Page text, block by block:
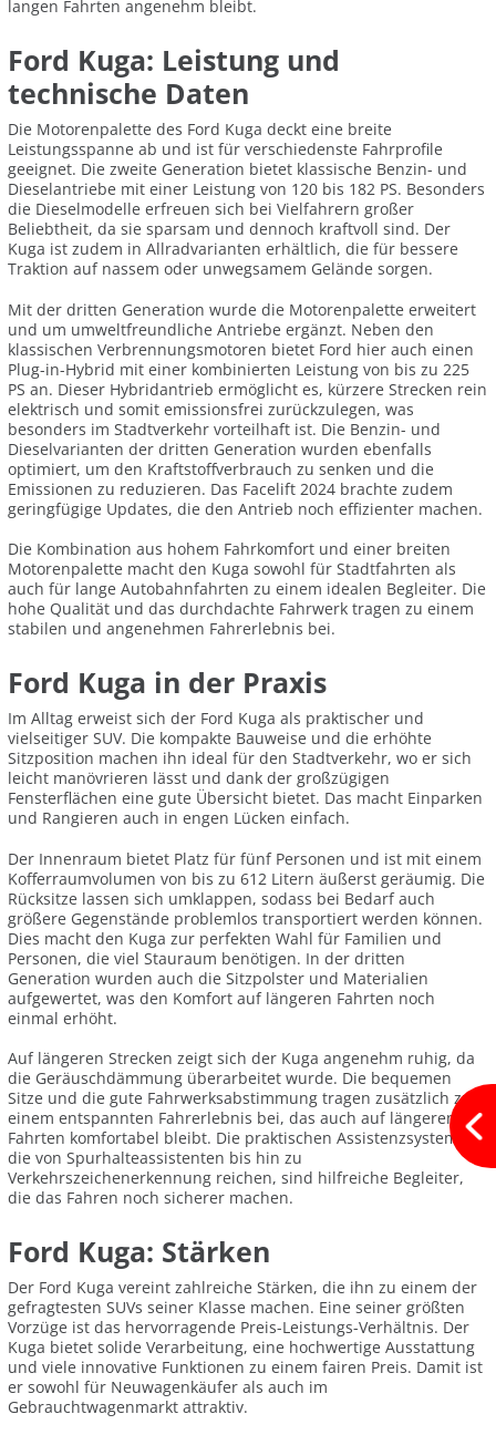
langen Fahrten angenehm bleibt.
Ford Kuga: Leistung und
technische Daten
Die Motorenpalette des Ford Kuga deckt eine breite
Leistungsspanne ab und ist für verschiedenste Fahrprofile
geeignet. Die zweite Generation bietet klassische Benzin- und
Dieselantriebe mit einer Leistung von 120 bis 182 PS. Besonders
die Dieselmodelle erfreuen sich bei Vielfahrern großer
Beliebtheit, da sie sparsam und dennoch kraftvoll sind. Der
Kuga ist zudem in Allradvarianten erhältlich, die für bessere
Traktion auf nassem oder unwegsamem Gelände sorgen.
Mit der dritten Generation wurde die Motorenpalette erweitert
und um umweltfreundliche Antriebe ergänzt. Neben den
klassischen Verbrennungsmotoren bietet Ford hier auch einen
Plug-in-Hybrid mit einer kombinierten Leistung von bis zu 225
PS an. Dieser Hybridantrieb ermöglicht es, kürzere Strecken rein
elektrisch und somit emissionsfrei zurückzulegen, was
besonders im Stadtverkehr vorteilhaft ist. Die Benzin- und
Dieselvarianten der dritten Generation wurden ebenfalls
optimiert, um den Kraftstoffverbrauch zu senken und die
Emissionen zu reduzieren. Das Facelift 2024 brachte zudem
geringfügige Updates, die den Antrieb noch effizienter machen.
Die Kombination aus hohem Fahrkomfort und einer breiten
Motorenpalette macht den Kuga sowohl für Stadtfahrten als
auch für lange Autobahnfahrten zu einem idealen Begleiter. Die
hohe Qualität und das durchdachte Fahrwerk tragen zu einem
stabilen und angenehmen Fahrerlebnis bei.
Ford Kuga in der Praxis
Im Alltag erweist sich der Ford Kuga als praktischer und
vielseitiger SUV. Die kompakte Bauweise und die erhöhte
Sitzposition machen ihn ideal für den Stadtverkehr, wo er sich
leicht manövrieren lässt und dank der großzügigen
Fensterflächen eine gute Übersicht bietet. Das macht Einparken
und Rangieren auch in engen Lücken einfach.
Der Innenraum bietet Platz für fünf Personen und ist mit einem
Kofferraumvolumen von bis zu 612 Litern äußerst geräumig. Die
Rücksitze lassen sich umklappen, sodass bei Bedarf auch
größere Gegenstände problemlos transportiert werden können.
Dies macht den Kuga zur perfekten Wahl für Familien und
Personen, die viel Stauraum benötigen. In der dritten
Generation wurden auch die Sitzpolster und Materialien
aufgewertet, was den Komfort auf längeren Fahrten noch
einmal erhöht.
Auf längeren Strecken zeigt sich der Kuga angenehm ruhig, da
die Geräuschdämmung überarbeitet wurde. Die bequemen
Sitze und die gute Fahrwerksabstimmung tragen zusätzlich zu
einem entspannten Fahrerlebnis bei, das auch auf längeren
Fahrten komfortabel bleibt. Die praktischen Assistenzsysteme,
die von Spurhalteassistenten bis hin zu
Verkehrszeichenerkennung reichen, sind hilfreiche Begleiter,
die das Fahren noch sicherer machen.
Ford Kuga: Stärken
Der Ford Kuga vereint zahlreiche Stärken, die ihn zu einem der
gefragtesten SUVs seiner Klasse machen. Eine seiner größten
Vorzüge ist das hervorragende Preis-Leistungs-Verhältnis. Der
Kuga bietet solide Verarbeitung, eine hochwertige Ausstattung
und viele innovative Funktionen zu einem fairen Preis. Damit ist
er sowohl für Neuwagenkäufer als auch im
Gebrauchtwagenmarkt attraktiv.